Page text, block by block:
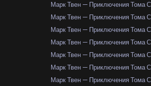
Марк Твен — Приключения Тома
Марк Твен — Приключения Тома
Марк Твен — Приключения Тома
Марк Твен — Приключения Тома
Марк Твен — Приключения Тома
Марк Твен — Приключения Тома
Марк Твен — Приключения Тома